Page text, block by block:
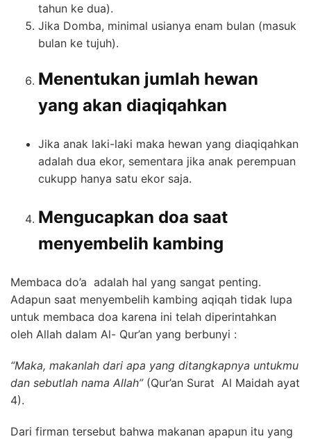
tahun ke dua).
Jika Domba, minimal usianya enam bulan (masuk
bulan ke tujuh).
Menentukan jumlah hewan
yang akan diaqiqahkan
Jika anak laki-laki maka hewan yang diaqiqahkan
adalah dua ekor, sementara jika anak perempuan
cukupp hanya satu ekor saja.
Mengucapkan doa saat
menyembelih kambing
Membaca do’a adalah hal yang sangat penting.
Adapun saat menyembelih kambing aqiqah tidak lupa
untuk membaca doa karena ini telah diperintahkan
oleh Allah dalam Al- Qur’an yang berbunyi :
“Maka, makanlah dari apa yang ditangkapnya untukmu
dan sebutlah nama Allah”(Qur’an Surat Al Maidah ayat
4).
Dari firman tersebut bahwa makanan apapun itu yang